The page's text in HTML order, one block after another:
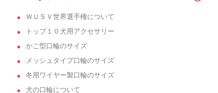
ＷＵＳＶ世界選手権について
トップ１０犬用アクセサリー
かご型口輪のサイズ
メッシュタイプ口輪のサイズ
冬用ワイヤー製口輪のサイズ
犬の口輪について